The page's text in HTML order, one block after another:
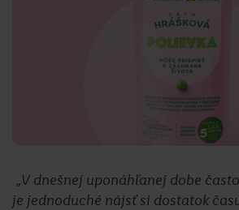
„V dnešnej uponáhľanej dobe
je jednoduché nájsť si dostatok